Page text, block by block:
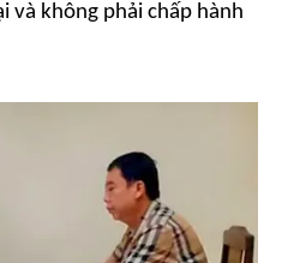
và không phải chấp hành